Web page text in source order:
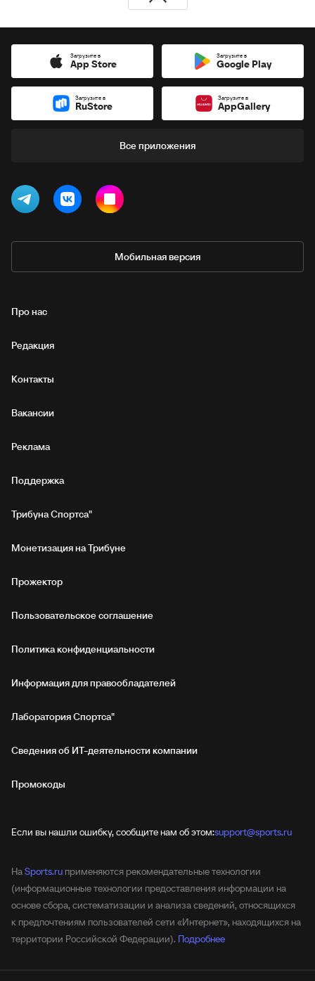
Загрузите в
App Store
Загрузите в
Google Play
Загрузите в
RuStore
Загрузите в
AppGallery
Все приложения
Мобильная версия
Про нас
Редакция
Контакты
Вакансии
Реклама
Поддержка
Трибуна Спортса"
Монетизация на Трибуне
Прожектор
Пользовательское соглашение
Политика конфиденциальности
Информация для правообладателей
Лаборатория Спортса"
Сведения об ИТ‑деятельности компании
Промокоды
Если вы нашли ошибку, сообщите нам об этом:support@sports.ru
НаSports.ru применяются рекомендательные технологии
(информационные технологии предоставления информации на
основе сбора, систематизации и анализа сведений, относящихся
к предпочтениям пользователей сети «Интернет», находящихся на
территории Российской Федерации). Подробнее